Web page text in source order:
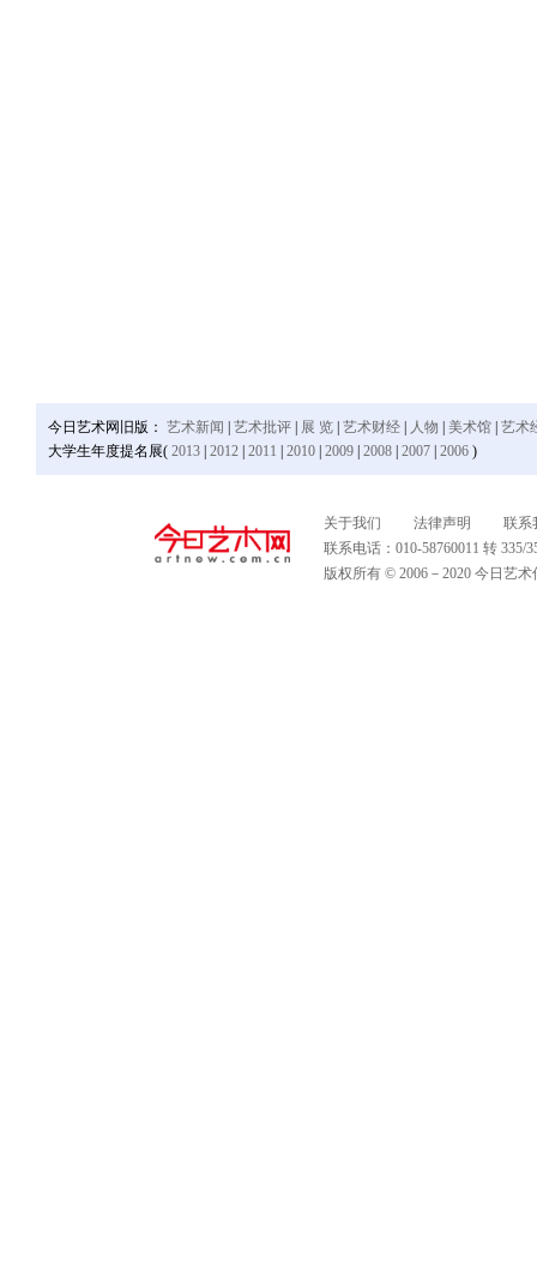
今日艺术网旧版： 艺术新闻 艺术批评 展 览 艺术财经 人物 美术馆 艺术
大学生年度提名展( 2013 2012 2011 2010 2009 2008 2007 2006 )
关于我们 法律声明
联系
联系电话：010-58760011 转
版权所有 © 2006－2020 今日艺